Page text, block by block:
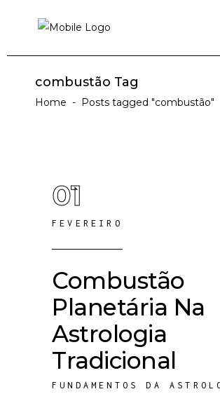
combustão Tag
Home - Posts tagged "combustão"
01
FEVEREIRO
Combustão
Planetária Na
Astrologia
Tradicional
FUNDAMENTOS DA